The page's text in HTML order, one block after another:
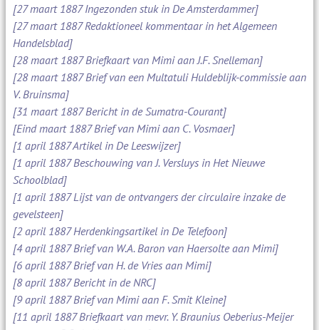
[27 maart 1887 Ingezonden stuk in De Amsterdammer]
[27 maart 1887 Redaktioneel kommentaar in het Algemeen
Handelsblad]
[28 maart 1887 Briefkaart van Mimi aan J.F. Snelleman]
[28 maart 1887 Brief van een Multatuli Huldeblijk-commissie aan
V. Bruinsma]
[31 maart 1887 Bericht in de Sumatra-Courant]
[Eind maart 1887 Brief van Mimi aan C. Vosmaer]
[1 april 1887 Artikel in De Leeswijzer]
[1 april 1887 Beschouwing van J. Versluys in Het Nieuwe
Schoolblad]
[1 april 1887 Lijst van de ontvangers der circulaire inzake de
gevelsteen]
[2 april 1887 Herdenkingsartikel in De Telefoon]
[4 april 1887 Brief van W.A. Baron van Haersolte aan Mimi]
[6 april 1887 Brief van H. de Vries aan Mimi]
[8 april 1887 Bericht in de NRC]
[9 april 1887 Brief van Mimi aan F. Smit Kleine]
[11 april 1887 Briefkaart van mevr. Y. Braunius Oeberius-Meijer